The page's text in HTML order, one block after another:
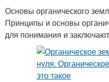
Основы органического
Принципы и основы
для понимания и